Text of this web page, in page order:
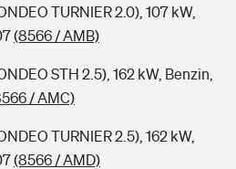
TURNIER 2.0), 107 kW,
(8566 / AMB)
STH 2.5), 162 kW, Benzin,
/ AMC)
TURNIER 2.5), 162 kW,
(8566 / AMD)